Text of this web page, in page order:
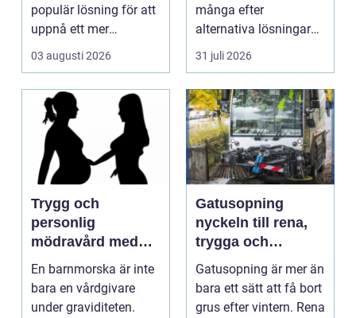
populär lösning för att
uppnå ett mer
ungdomligt och frä...
03 augusti 2026
många efter
alternativa lösningar
för...
31 juli 2026
Trygg och
personlig
mödravård med
barnmorska i
malmö
En barnmorska är inte
bara en vårdgivare
under graviditeten.
Gatusopning
nyckeln till rena,
trygga och
hållbara
stadsmiljöer
Gatusopning är mer än
bara ett sätt att få bort
grus efter vintern. Rena